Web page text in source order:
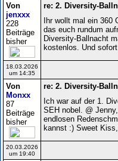
Von
jenxxx
228
Beiträge
bisher
re: 2. Diversity-
Ihr wollt mal ein 360
das euch rundum
Diversity-Ballnacht
kostenlos. Und
18.03.2026
um 14:35
Von
Monxx
87
Beiträge
bisher
re: 2. Diversity-
Ich war auf der 1.
SEH nobel. @
endlosen
kannst :) Sweet
20.03.2026
um 19:40